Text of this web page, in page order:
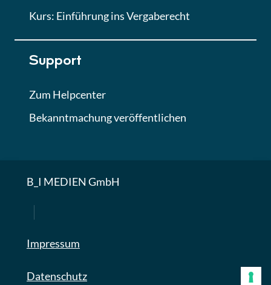
Kurs: Einführung ins Vergaberecht
Support
Zum Helpcenter
Bekanntmachung veröffentlichen
B_I MEDIEN GmbH
Impressum
Datenschutz